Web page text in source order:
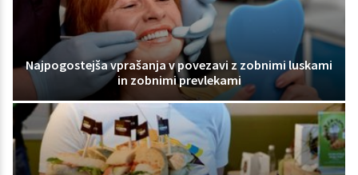
Najpogostejša vprašanja v povezavi z zobnimi luskami
in zobnimi prevlekami